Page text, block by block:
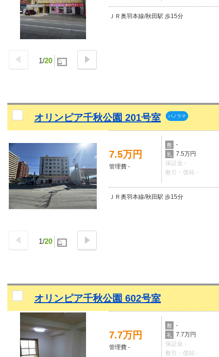
1/20
ＪＲ奥羽本線/秋田駅 歩15分
オリンピア千秋公園 201号室 パノラマ
1/20
7.5万円
管理費 -
敷 -
礼
7.5万円
保証金 -
敷引・償却 -
ＪＲ奥羽本線/秋田駅 歩15分
オリンピア千秋公園 602号室
7.7万円
管理費 -
敷 -
礼
7.7万円
保証金 -
敷引・償却 -